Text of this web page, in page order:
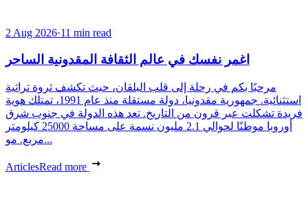
2 Aug 2026·11 min read
اغمر نفسك في عالم الثقافة المقدونية الساحر
مرحبًا بكم في رحلة إلى قلب البلقان، حيث تكشف ثروة تراثية
استثنائية. جمهورية مقدونيا، دولة مستقلة منذ عام 1991، تمتلك هوية
فريدة تشكلت عبر قرون من التاريخ. تعد هذه الدولة في جنوب شرق
أوروبا موطنًا لحوالي 2.1 مليون نسمة على مساحة 25000 كيلومتر
مربع. مو...
ArticlesRead more